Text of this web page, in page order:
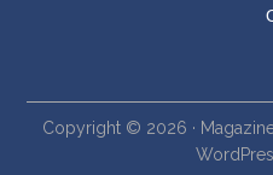
Copyright © 2026 ·